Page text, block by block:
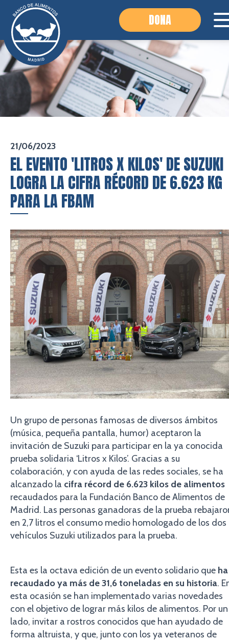
DONA
21/06/2023
EL EVENTO 'LITROS X KILOS' DE SUZUKI
LOGRA LA CIFRA RÉCORD DE 6.623 KG
PARA LA FBAM
Un grupo de personas famosas de diversos ámbitos
(música, pequeña pantalla, humor) aceptaron la
invitación de Suzuki para participar en la ya conocida
prueba solidaria ‘Litros x Kilos’. Gracias a su
colaboración, y con ayuda de las redes sociales, se ha
alcanzado la cifra récord de 6.623 kilos de alimentos
recaudados para la Fundación Banco de Alimentos de
Madrid. Las personas ganadoras de la prueba
en 2,7 litros el consumo medio homologado de los dos
vehículos Suzuki utilizados para la prueba.
Esta es la octava edición de un evento solidario que ha
recaudado ya más de 31,6 toneladas en su historia.
esta ocasión se han implementado varias novedades
con el objetivo de lograr más kilos de alimentos. Por un
lado, invitar a rostros conocidos que han ayudado de
forma altruista, y que, junto con los ya veteranos de